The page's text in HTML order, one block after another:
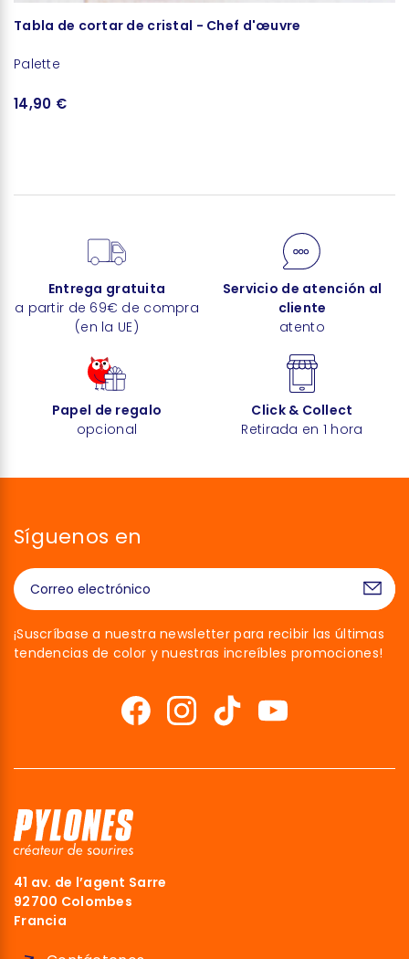
Tabla de cortar de cristal - Chef d'œuvre
Palette
14,90 €
Entrega gratuita
a partir de 69€ de compra
(en la UE)
Servicio de atención al
cliente
atento
Papel de regalo
opcional
Click & Collect
Retirada en 1 hora
Síguenos en
¡Suscríbase a nuestra newsletter para recibir las últimas
tendencias de color y nuestras increíbles promociones!
41 av. de l’agent Sarre
92700 Colombes
Francia